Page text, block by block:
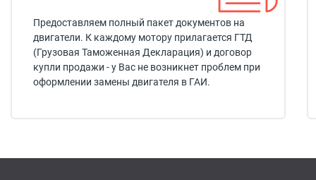
Предоставляем полный пакет документов на
двигатели. К каждому мотору прилагается ГТД
(Грузовая Таможенная Декларация) и договор
купли продажи - у Вас не возникнет проблем при
оформлении замены двигателя в ГАИ.